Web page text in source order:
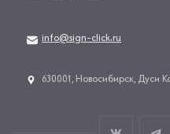
info@sign-click.ru
​630001, Новосибирск, Дуси